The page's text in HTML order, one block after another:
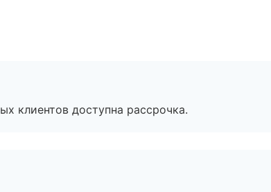
клиентов доступна рассрочка.